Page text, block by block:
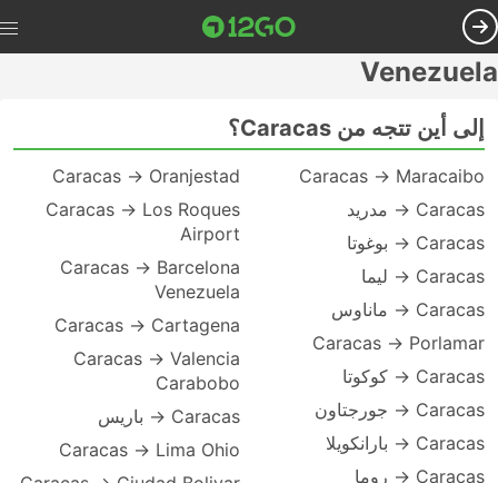
Venezuela
إلى أين تتجه من Caracas؟
Caracas → Maracaibo
Caracas → مدريد
Caracas → بوغوتا
Caracas → ليما
Caracas → ماناوس
Caracas → Porlamar
Caracas → كوكوتا
Caracas → جورجتاون
Caracas → بارانكويلا
Caracas → روما
Caracas → Oranjestad
Caracas → Los Roques
Airport
Caracas → Barcelona
Venezuela
Caracas → Cartagena
Caracas → Valencia
Carabobo
Caracas → باريس
Caracas → Lima Ohio